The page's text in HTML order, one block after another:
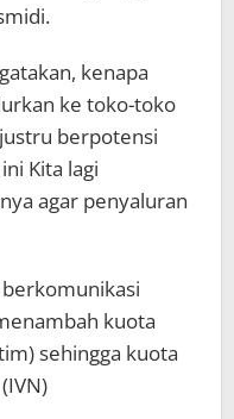
kenapa
ke toko-toko
berpotensi
Kita lagi
agar penyaluran
kuota
sehingga kuota